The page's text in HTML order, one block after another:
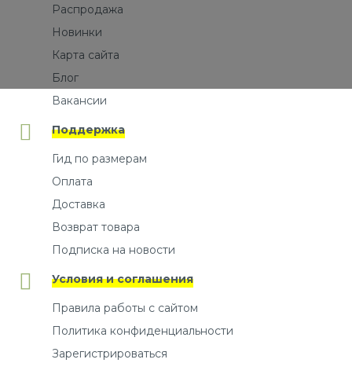
Распродажа
Новинки
Карта сайта
Блог
Вакансии
Поддержка
Гид по размерам
Оплата
Доставка
Возврат товара
Подписка на новости
Условия и соглашения
Правила работы с сайтом
Политика конфиденциальности
Зарегистрироваться